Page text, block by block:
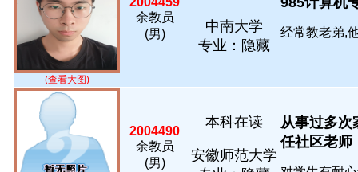
(查看大图)
余教员
(男)
中南大学
专业：隐藏
经常教老弟,
2004490
余教员
(男)
本科在读
安徽师范大学
从事过多次
任社区老师